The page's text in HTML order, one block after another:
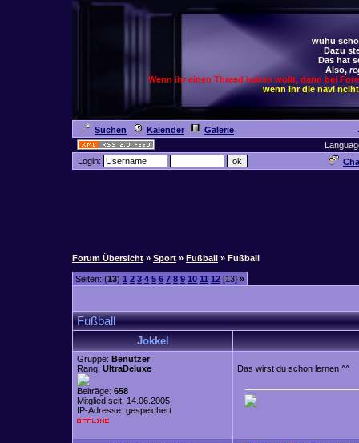
wuhu
Dazu
Das hat
Also,
Wenn ihr einen Thread haben wollt, dann bei
wenn ihr die navi
Suchen Kalender
Galerie
Login:
Forum Übersicht » Sport » Fußball » Fußball
Seiten: (13) 1 2 3 4 5 6 7 8 9 10 11 12 [13] »
Fußball
Jokkel
Gruppe: Benutzer
Rang: UltraDeluxe
Beiträge: 658
Mitglied seit: 14.06.2005
IP-Adresse: gespeichert
Das wirst du schon lernen ^^